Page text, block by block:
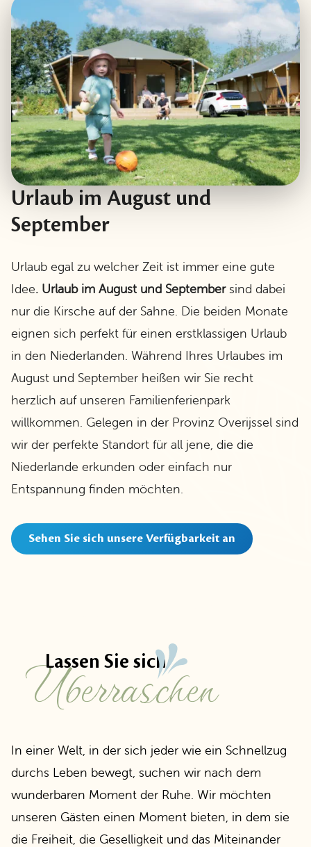
Urlaub im August und
September
Urlaub egal zu welcher Zeit ist immer eine gute
Idee. Urlaub im August und Septembersind dabei
nur die Kirsche auf der Sahne. Die beiden Monate
eignen sich perfekt für einen erstklassigen Urlaub
in den Niederlanden. Während Ihres Urlaubes im
August und September heißen wir Sie recht
herzlich auf unseren Familienferienpark
willkommen. Gelegen in der Provinz Overijssel sind
wir der perfekte Standort für all jene, die die
Niederlande erkunden oder einfach nur
Entspannung finden möchten.
Sehen Sie sich unsere Verfügbarkeit an
Lassen Sie sich
Überraschen
In einer Welt, in der sich jeder wie ein Schnellzug
durchs Leben bewegt, suchen wir nach dem
wunderbaren Moment der Ruhe. Wir möchten
unseren Gästen einen Moment bieten, in dem sie
die Freiheit, die Geselligkeit und das Miteinander